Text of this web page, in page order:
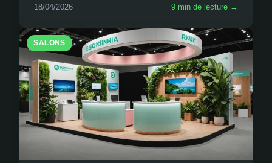
18/04/2026 9 min de lecture →
SALONS